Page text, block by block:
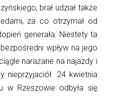
brał udział także
za co otrzymał od
generała. Niestety ta
wpływ na jego
narażane na najazdy i
nieprzyjaciół. 24 kwietnia
w Rzeszowie odbyła się